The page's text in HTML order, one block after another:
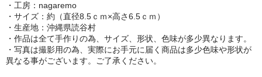
・工房：nagaremo
・サイズ：約（直径8.5ｃｍ×高さ6.5ｃｍ）
・生産地：沖縄県読谷村
・作品は全て手作りの為、サイズ、形状、色味が多少異なります。
・写真は撮影用の為、実際にお手元に届く商品は多少色味や形状が
異なる事がございます。ご了承ください。